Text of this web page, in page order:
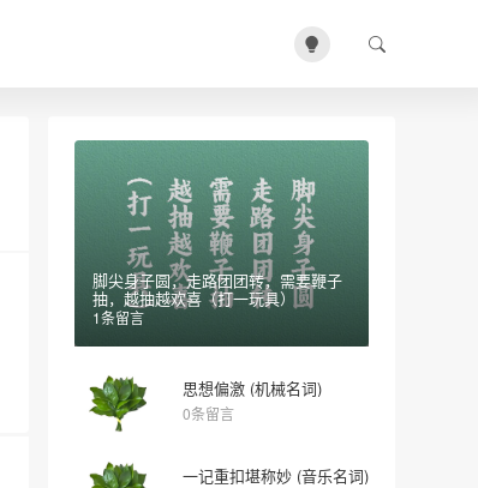
脚尖身子圆，走路团团转，需要鞭子
抽，越抽越欢喜（打一玩具）
1条留言
思想偏激 (机械名词)
0条留言
一记重扣堪称妙 (音乐名词)